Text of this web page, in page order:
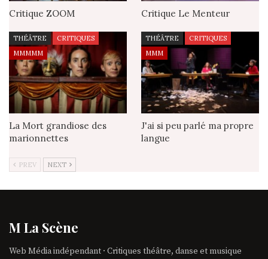
Critique ZOOM Critique Le Menteur
THÉÂTRE
CRITIQUES
MMMMM
La Mort grandiose des
marionnettes
THÉÂTRE
CRITIQUES
MMM
J'ai si peu parlé ma propre
langue
PREV NEXT
M La Scène
Web Média indépendant · Critiques théâtre, danse et musique